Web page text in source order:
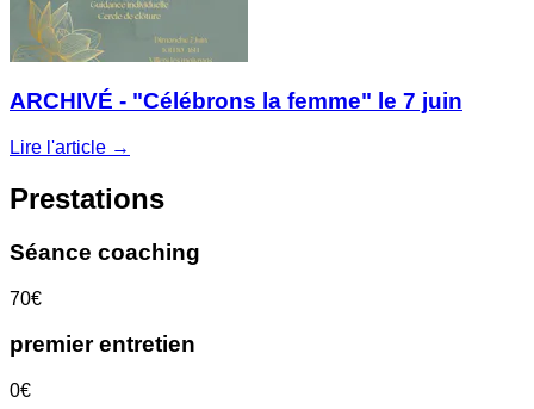
ARCHIVÉ - "Célébrons la femme" le 7 juin
Lire l'article →
Prestations
Séance coaching
70€
premier entretien
0€